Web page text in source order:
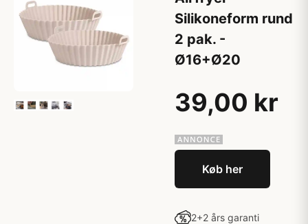
Silikoneform rund
2 pak. -
Ø16+Ø20
39,00 kr
Køb her
2+2 års garanti